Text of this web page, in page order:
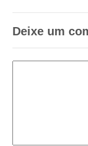
Deixe um